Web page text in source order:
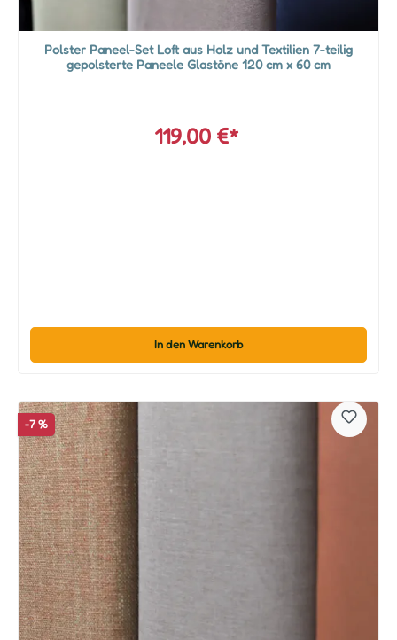
Polster Paneel-Set Loft aus Holz und Textilien 7-teilig
gepolsterte Paneele Glastöne 120 cm x 60 cm
119,00 €*
In den Warenkorb
-7 %